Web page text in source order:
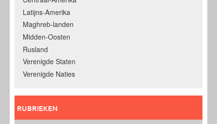
Latijns-Amerika
Maghreb-landen
Midden-Oosten
Rusland
Verenigde Staten
Verenigde Naties
RUBRIEKEN